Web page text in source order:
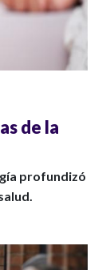
de la
profundizó